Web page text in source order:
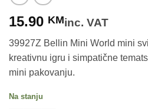
15.90 KMinc. VAT
39927Z Bellin Mini World mini
kreativnu igru i simpatične
mini pakovanju.
Na stanju